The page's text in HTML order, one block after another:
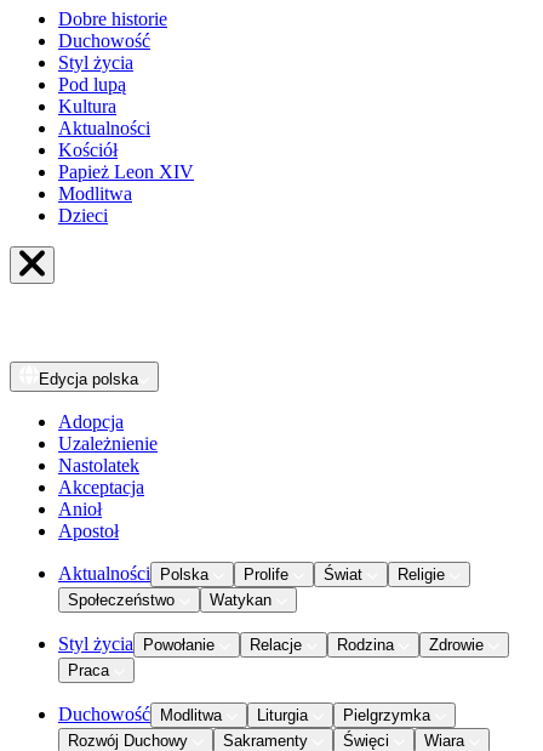
Dobre historie
Duchowość
Styl życia
Pod lupą
Kultura
Aktualności
Kościół
Papież Leon XIV
Modlitwa
Dzieci
Edycja polska
Adopcja
Uzależnienie
Nastolatek
Akceptacja
Anioł
Apostoł
Aktualności Polska Prolife Świat
Religie
Społeczeństwo
Watykan
Styl życia Powołanie Relacje Rodzina
Zdrowie
Praca
Duchowość Modlitwa Liturgia
Pielgrzymka
Rozwój Duchowy
Sakramenty Święci Wiara